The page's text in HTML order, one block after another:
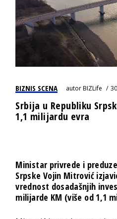
BIZNIS SCENA autorBIZLife
Srbija u Republiku
1,1 milijardu evra
Ministar privrede i
Srpske Vojin Mitrović
vrednost dosadašnjih
milijarde KM (više od 1,1